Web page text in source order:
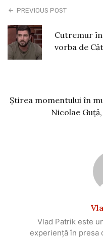
PREVIOUS POST
Cutremur
vorba de
Știrea momentului în
Nicolae
Vlad Patrik este
experiență în presa